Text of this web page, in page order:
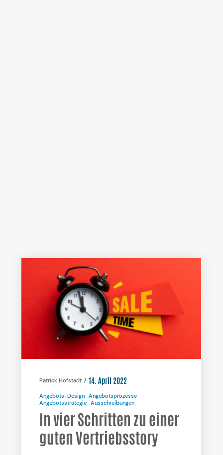
Patrick Hofstadt 14. April 2022
Angebots-Design
Angebotsprozesse
Angebotsstrategie
Ausschreibungen
In vier Schritten zu einer
guten Vertriebsstory